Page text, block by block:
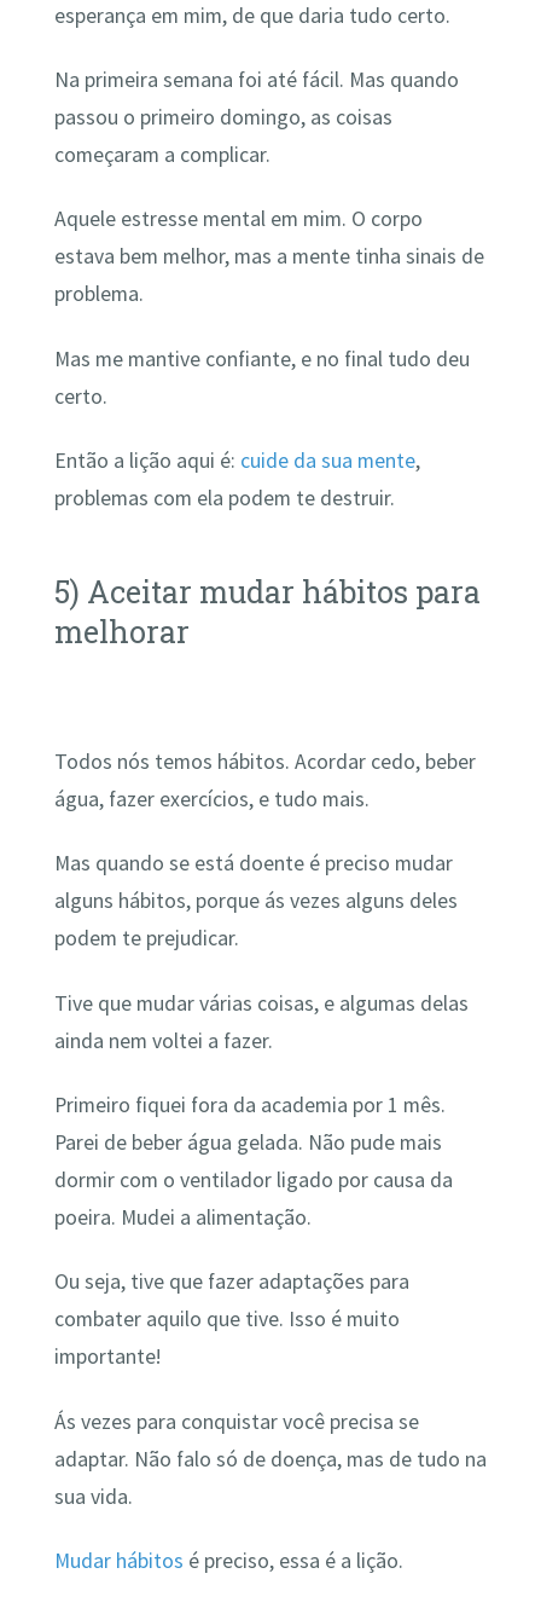
esperança em mim, de que daria tudo certo.
Na primeira semana foi até fácil. Mas quando
passou o primeiro domingo, as coisas
começaram a complicar.
Aquele estresse mental em mim. O corpo
estava bem melhor, mas a mente tinha sinais de
problema.
Mas me mantive confiante, e no final tudo deu
certo.
Então a lição aqui é: cuide da sua mente,
problemas com ela podem te destruir.
5) Aceitar mudar hábitos para
melhorar
Todos nós temos hábitos. Acordar cedo, beber
água, fazer exercícios, e tudo mais.
Mas quando se está doente é preciso mudar
alguns hábitos, porque ás vezes alguns deles
podem te prejudicar.
Tive que mudar várias coisas, e algumas delas
ainda nem voltei a fazer.
Primeiro fiquei fora da academia por 1 mês.
Parei de beber água gelada. Não pude mais
dormir com o ventilador ligado por causa da
poeira. Mudei a alimentação.
Ou seja, tive que fazer adaptações para
combater aquilo que tive. Isso é muito
importante!
Ás vezes para conquistar você precisa se
adaptar. Não falo só de doença, mas de tudo na
sua vida.
Mudar hábitos é preciso, essa é a lição.